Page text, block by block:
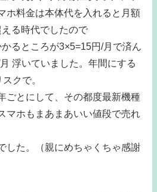
ホ料金は本体代を入れると月額
る時代でしたので
るところが3×5=15円/月で済ん
浮いていました。年間にする
クで。
ごとにして、その都度最新機種
マホもまあまあいい値段で売れ
した。（親にめちゃくちゃ感謝